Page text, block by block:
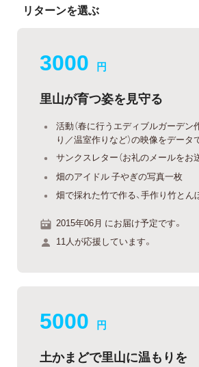
リターンを選ぶ
3000 円
里山が育つ姿を見守る
活動（春に行うエディブルガーデン
り／温室作りなど）の映像をデータ
サンクスレター（お礼のメールをお
畑のアイドル 子やぎの写真一枚
畑で採れた竹で作る、手作り竹とん
2015年06月 にお届け予定です。
11人が応援しています。
5000 円
土かまどで里山に温もりを